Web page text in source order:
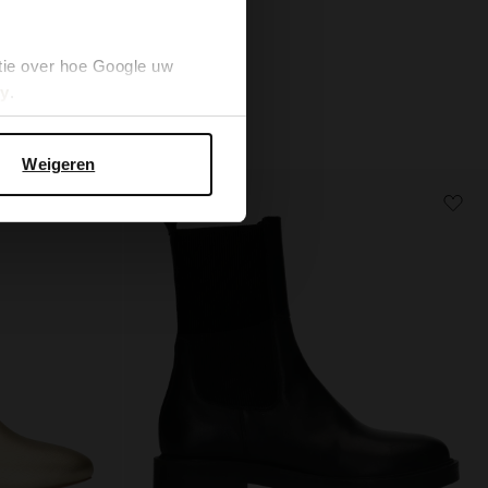
over hoe Google uw
Weigeren